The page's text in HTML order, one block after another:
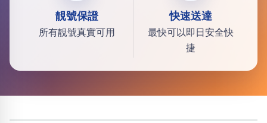
靚號保證
所有靚號真實可用
快速送達
最快可以即日安全快
捷